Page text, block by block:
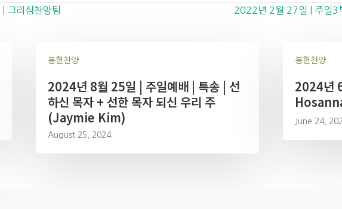
그리심찬양팀 2022년 2월 27일 | 주일3
봉헌찬양
2024년 8월 25일 | 주일예배 | 특송 | 선
하신 목자 + 선한 목자 되신 우리 주
(Jaymie Kim)
August 25, 2024
봉헌찬양
2024년
June 24,